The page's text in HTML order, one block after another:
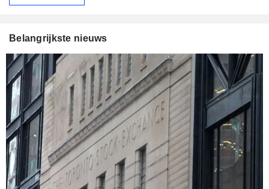
Belangrijkste nieuws